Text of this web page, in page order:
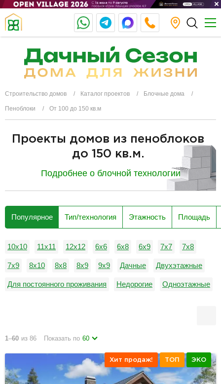
Строительство домов Каталог проектов Блочные дома
Пеноблоки От 100 до 150 кв.м
Проекты домов из пеноблоков
до 150 кв.м.
Подробнее о блочной технологии
Популярное Тип/технология Этажность Площадь
10х10 11х11 12х12 6х6 6х8 6х9 7х7 7х8
7х9 8х10 8х8 8х9 9х9 Дачные Двухэтажные
Для постоянного проживания Недорогие Одноэтажные
1–60 из 86 Показать по 60
Хит продаж! ТОП ЭКО